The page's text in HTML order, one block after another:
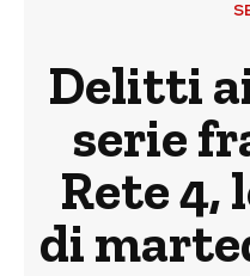
Delitti
serie
Rete 4,
di